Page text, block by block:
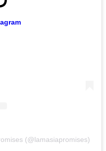
(@lamasiapromises)